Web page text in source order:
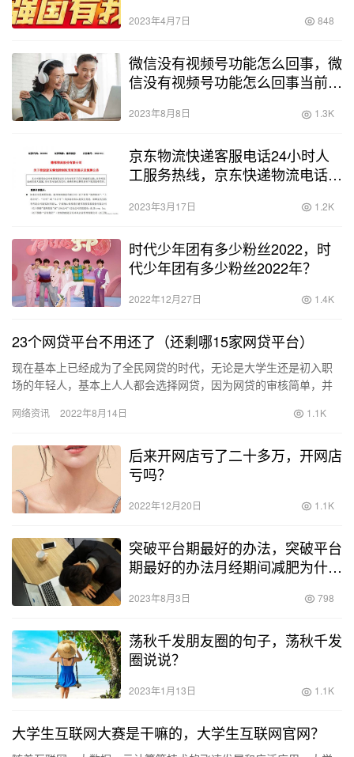
2023年4月7日 848
微信没有视频号功能怎么回事，微
信没有视频号功能怎么回事当前最
2023年8月8日 1.3K
京东物流快递客服电话24小时人
工服务热线，京东快递物流电话
2023年3月17日 1.2K
时代少年团有多少粉丝2022，时
代少年团有多少粉丝2022年？
2022年12月27日 1.4K
23个网贷平台不用还了（还剩哪15家网贷平台）
现在基本上已经成为了全民网贷的时代，无论是大学生还是初入职
场的年轻人，基本上人人都会选择网贷，因为网贷的审核简单，并
了当代…
网络资讯 2022年8月14日 1.1K
后来开网店亏了二十多万，开网店
亏吗？
2022年12月20日 1.1K
突破平台期最好的办法，突破平台
期最好的办法月经期间减肥为什么
2023年8月3日 798
荡秋千发朋友圈的句子，荡秋千发
圈说说？
2023年1月13日 1.1K
大学生互联网大赛是干嘛的，大学生互联网官网？